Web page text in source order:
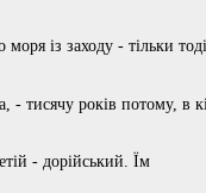
із заходу - тільки тоді
- тисячу років потому, в
- дорійський. Їм